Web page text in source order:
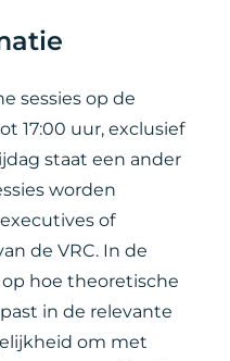
sessies op de
17:00 uur, exclusief
staat een ander
worden
of
de VRC. In de
hoe theoretische
in de relevante
om met